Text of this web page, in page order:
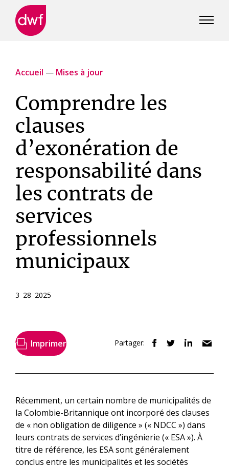
Accueil — Mises à jour
Comprendre les
clauses
d’exonération de
responsabilité dans
les contrats de
services
professionnels
municipaux
3 28 2025
Imprimer Partager:
Récemment, un certain nombre de municipalités de
la Colombie-Britannique ont incorporé des clauses
de « non obligation de diligence » (« NDCC ») dans
leurs contrats de services d’ingénierie (« ESA »). À
titre de référence, les ESA sont généralement
conclus entre les municipalités et les sociétés